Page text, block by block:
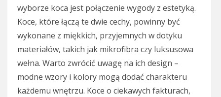
wyborze koca jest połączenie wygody z estetyką.
Koce, które łączą te dwie cechy, powinny być
wykonane z miękkich, przyjemnych w dotyku
materiałów, takich jak mikrofibra czy luksusowa
wełna. Warto zwrócić uwagę na ich design –
modne wzory i kolory mogą dodać charakteru
każdemu wnętrzu. Koce o ciekawych fakturach,